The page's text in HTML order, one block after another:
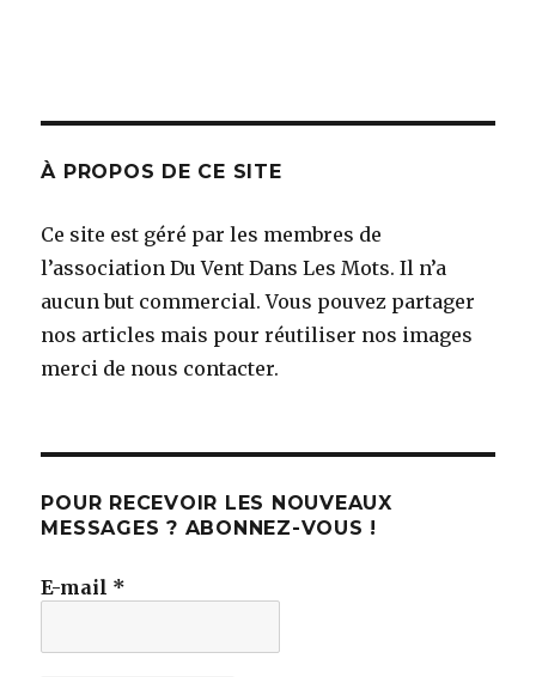
À PROPOS DE CE SITE
Ce site est géré par les membres de
l’association Du Vent Dans Les Mots. Il n’a
aucun but commercial. Vous pouvez partager
nos articles mais pour réutiliser nos images
merci de nous contacter.
POUR RECEVOIR LES NOUVEAUX
MESSAGES ? ABONNEZ-VOUS !
E-mail *